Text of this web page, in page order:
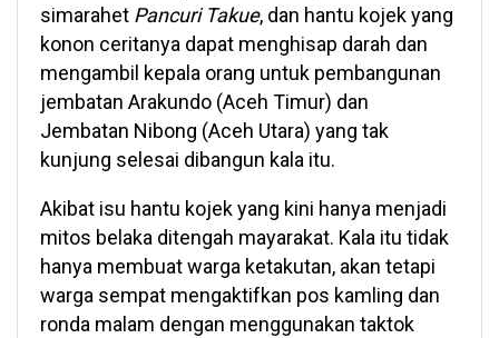
simarahet Pancuri Takue, dan hantu kojek yang
konon ceritanya dapat menghisap darah dan
mengambil kepala orang untuk pembangunan
jembatan Arakundo (Aceh Timur) dan
Jembatan Nibong (Aceh Utara) yang tak
kunjung selesai dibangun kala itu.
Akibat isu hantu kojek yang kini hanya menjadi
mitos belaka ditengah mayarakat. Kala itu tidak
hanya membuat warga ketakutan, akan tetapi
warga sempat mengaktifkan pos kamling dan
ronda malam dengan menggunakan taktok